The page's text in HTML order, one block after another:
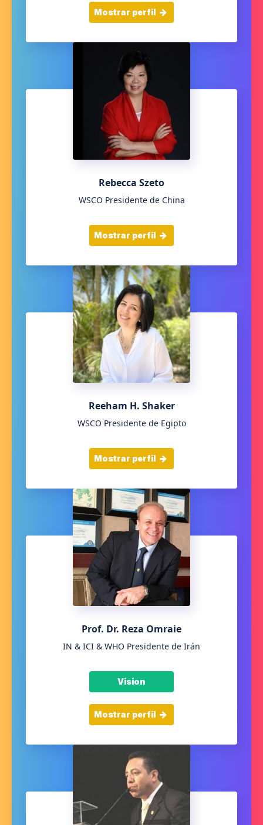
Mostrar perfil
Rebecca Szeto
WSCO Presidente de China
Mostrar perfil
Reeham H. Shaker
WSCO Presidente de Egipto
Mostrar perfil
Prof. Dr. Reza Omraie
IN & ICI & WHO Presidente de Irán
Vision
Mostrar perfil